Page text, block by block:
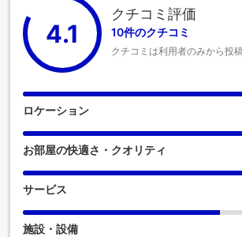
4.1
クチコミ評価
10件のクチコミ
クチコミは利用者のみから投
ロケーション
お部屋の快適さ・クオリティ
サービス
施設・設備